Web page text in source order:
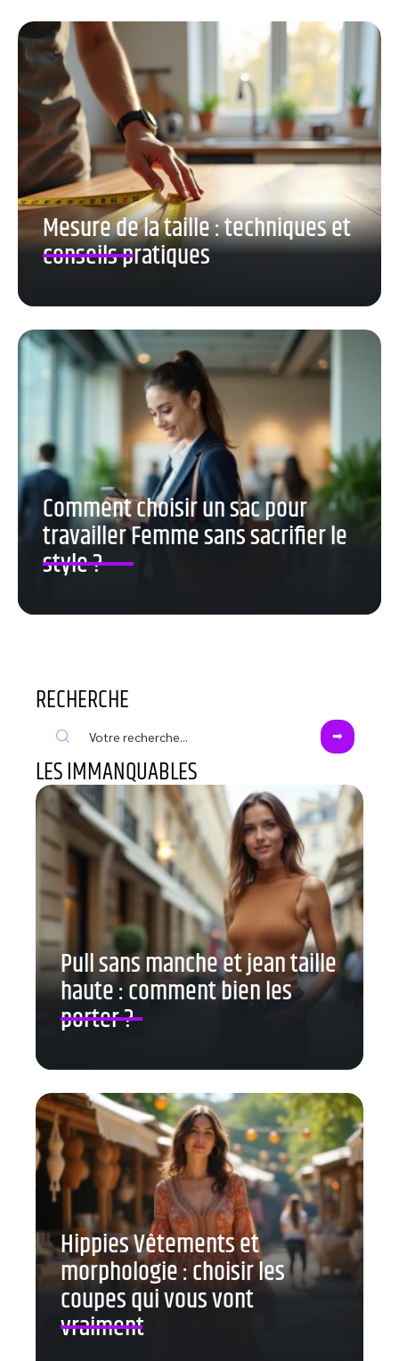
Mesure de la taille : techniques et
conseils pratiques
Comment choisir un sac pour
travailler Femme sans sacrifier le
style ?
RECHERCHE
LES IMMANQUABLES
Pull sans manche et jean taille
haute : comment bien les
porter ?
Hippies Vêtements et
morphologie : choisir les
coupes qui vous vont
vraiment